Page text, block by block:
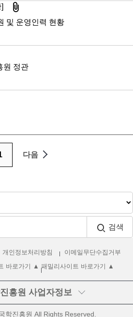
첨부파일
및 운영인력 현황
원 정관
다음
검색
개인정보처리방침
이메일무단수집거부
바로가기 ▲ 패밀리사이트 바로가기 ▲
흥원 사업자정보
학진흥원 All Rights Reserved.